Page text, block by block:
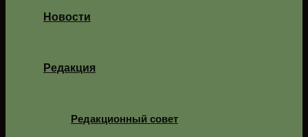
Новости
Редакция
Редакционный совет